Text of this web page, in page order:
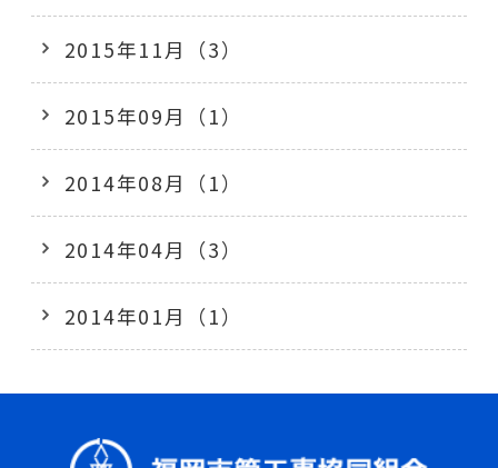
2015年11月（3）
2015年09月（1）
2014年08月（1）
2014年04月（3）
2014年01月（1）